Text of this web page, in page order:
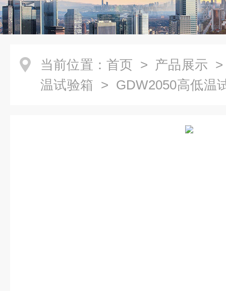
当前位置： 首页 > 产品展示
温试验箱 > GDW2050高低温